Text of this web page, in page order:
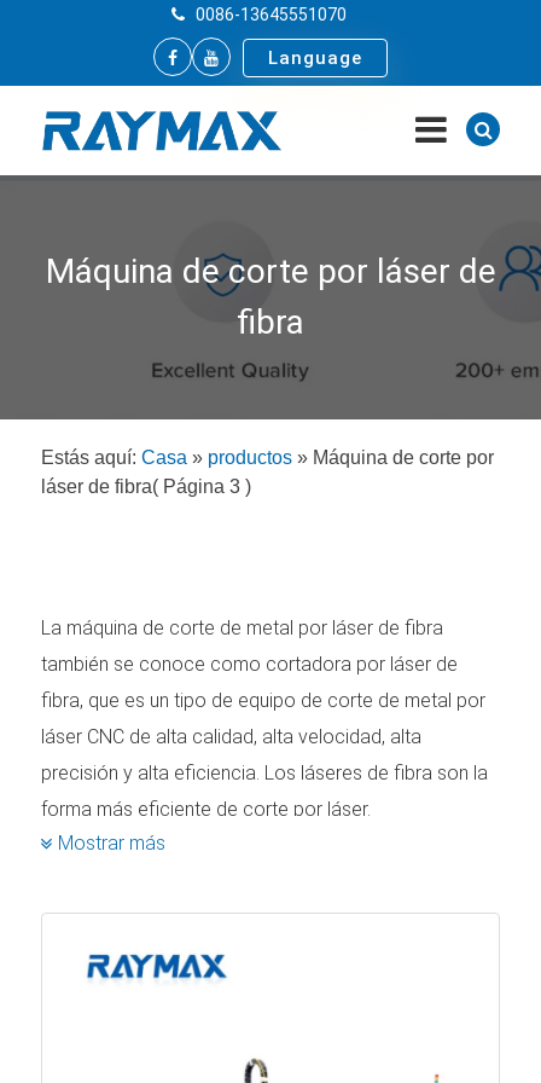
0086-13645551070
Language
Máquina de corte por láser de
fibra
Estás aquí: Casa » productos » Máquina de corte por
láser de fibra( Página 3 )
La máquina de corte de metal por láser de fibra
también se conoce como cortadora por láser de
fibra, que es un tipo de equipo de corte de metal por
láser CNC de alta calidad, alta velocidad, alta
precisión y alta eficiencia. Los láseres de fibra son la
forma más eficiente de corte por láser.
no hay contacto entre el cabezal de entrega del rayo
Mostrar más